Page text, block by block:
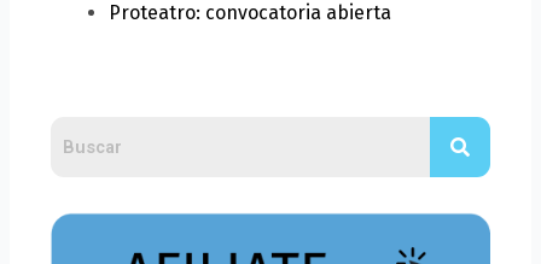
Proteatro: convocatoria abierta